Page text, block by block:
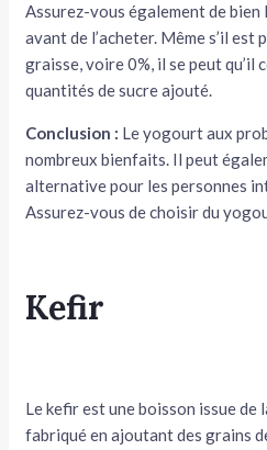
Assurez-vous également de bien
avant de l’acheter. Même s’il est
graisse, voire 0%, il se peut qu’il
quantités de sucre ajouté.
Conclusion : Le yogourt aux
nombreux bienfaits. Il peut
alternative pour les personnes
Assurez-vous de choisir du
Kefir
Le kefir est une boisson issue
fabriqué en ajoutant des grains